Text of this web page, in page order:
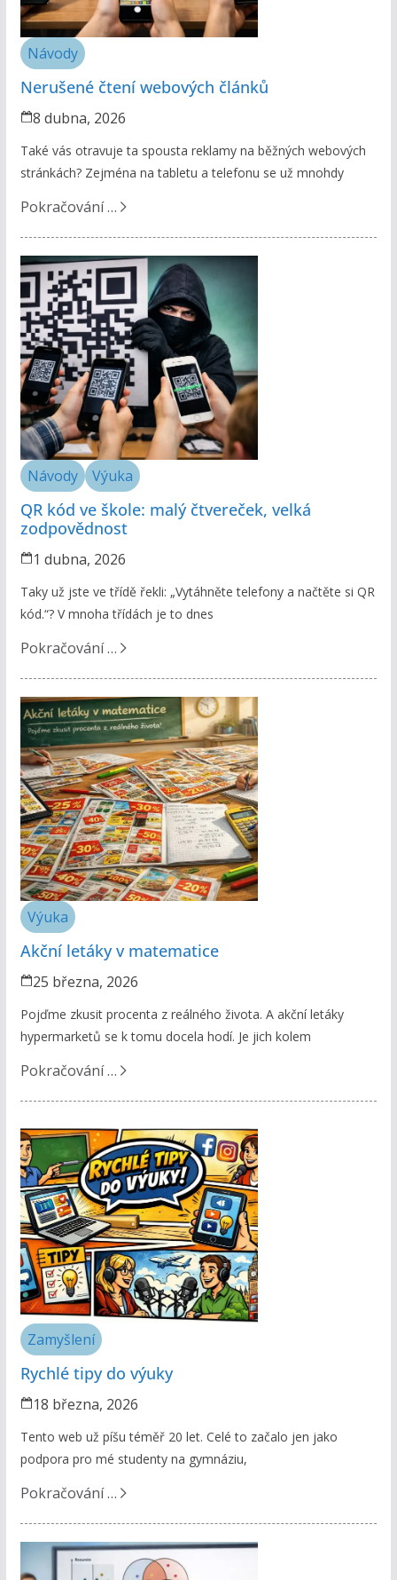
Návody
Nerušené čtení webových článků
8 dubna, 2026
Také vás otravuje ta spousta reklamy na běžných webových
stránkách? Zejména na tabletu a telefonu se už mnohdy
Pokračování …
Návody Výuka
QR kód ve škole: malý čtvereček, velká
zodpovědnost
1 dubna, 2026
Taky už jste ve třídě řekli: „Vytáhněte telefony a načtěte si QR
kód.“? V mnoha třídách je to dnes
Pokračování …
Výuka
Akční letáky v matematice
25 března, 2026
Pojďme zkusit procenta z reálného života. A akční letáky
hypermarketů se k tomu docela hodí. Je jich kolem
Pokračování …
Zamyšlení
Rychlé tipy do výuky
18 března, 2026
Tento web už píšu téměř 20 let. Celé to začalo jen jako
podpora pro mé studenty na gymnáziu,
Pokračování …